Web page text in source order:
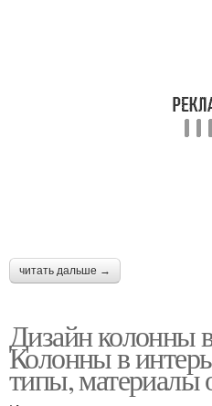
читать дальше →
Дизайн колонны
Колонны в
типы, материалы